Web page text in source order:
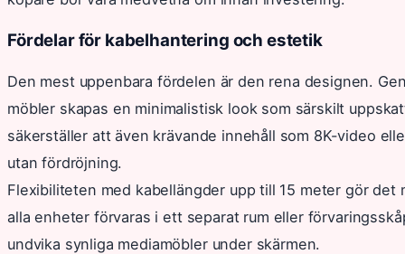
Fördelar för kabelhantering och estetik
Den mest uppenbara fördelen är den rena designen.
möbler skapas en minimalistisk look som särskilt
säkerställer att även krävande innehåll som 8K-video
utan fördröjning.
Flexibiliteten med kabellängder upp till 15 meter gör
alla enheter förvaras i ett separat rum eller
undvika synliga mediamöbler under skärmen.